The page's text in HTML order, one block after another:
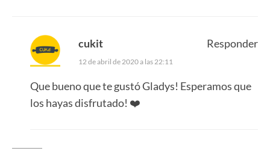
cukit
12 de abril de 2020 a las 22:11
Que bueno que te gustó Gladys! Esperamos que
los hayas disfrutado! ❤️
Responder